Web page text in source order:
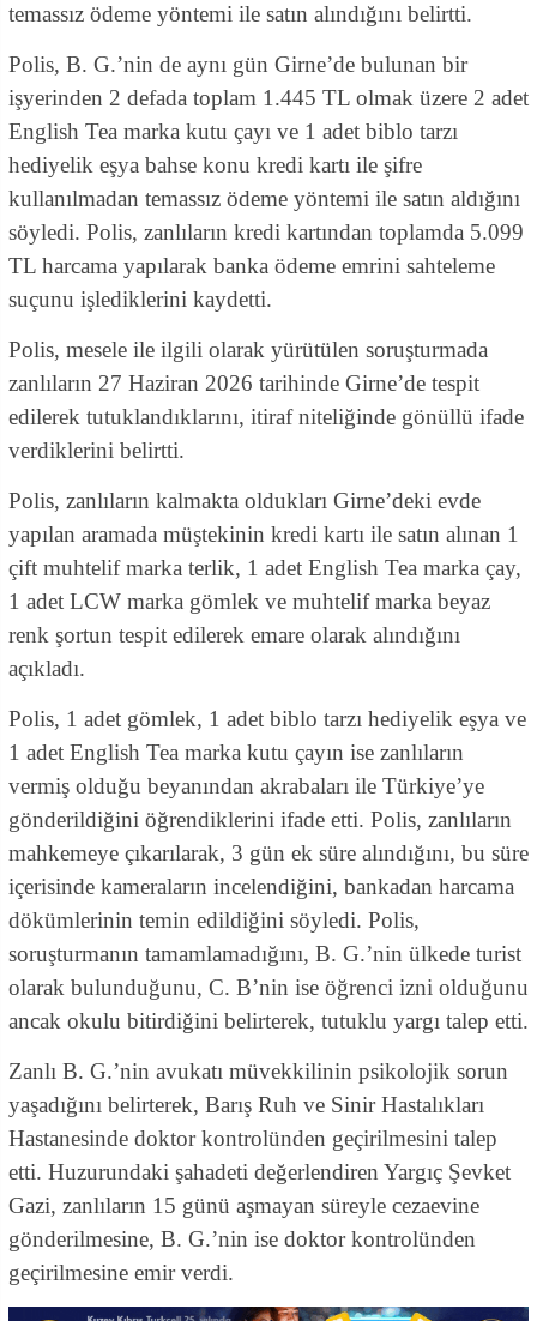
temassız ödeme yöntemi ile satın alındığını belirtti.
Polis, B. G.’nin de aynı gün Girne’de bulunan bir
işyerinden 2 defada toplam 1.445 TL olmak üzere 2 adet
English Tea marka kutu çayı ve 1 adet biblo tarzı
hediyelik eşya bahse konu kredi kartı ile şifre
kullanılmadan temassız ödeme yöntemi ile satın aldığını
söyledi. Polis, zanlıların kredi kartından toplamda 5.099
TL harcama yapılarak banka ödeme emrini sahteleme
suçunu işlediklerini kaydetti.
Polis, mesele ile ilgili olarak yürütülen soruşturmada
zanlıların 27 Haziran 2026 tarihinde Girne’de tespit
edilerek tutuklandıklarını, itiraf niteliğinde gönüllü ifade
verdiklerini belirtti.
Polis, zanlıların kalmakta oldukları Girne’deki evde
yapılan aramada müştekinin kredi kartı ile satın alınan 1
çift muhtelif marka terlik, 1 adet English Tea marka çay,
1 adet LCW marka gömlek ve muhtelif marka beyaz
renk şortun tespit edilerek emare olarak alındığını
açıkladı.
Polis, 1 adet gömlek, 1 adet biblo tarzı hediyelik eşya ve
1 adet English Tea marka kutu çayın ise zanlıların
vermiş olduğu beyanından akrabaları ile Türkiye’ye
gönderildiğini öğrendiklerini ifade etti. Polis, zanlıların
mahkemeye çıkarılarak, 3 gün ek süre alındığını, bu süre
içerisinde kameraların incelendiğini, bankadan harcama
dökümlerinin temin edildiğini söyledi. Polis,
soruşturmanın tamamlamadığını, B. G.’nin ülkede turist
olarak bulunduğunu, C. B’nin ise öğrenci izni olduğunu
ancak okulu bitirdiğini belirterek, tutuklu yargı talep etti.
Zanlı B. G.’nin avukatı müvekkilinin psikolojik sorun
yaşadığını belirterek, Barış Ruh ve Sinir Hastalıkları
Hastanesinde doktor kontrolünden geçirilmesini talep
etti. Huzurundaki şahadeti değerlendiren Yargıç Şevket
Gazi, zanlıların 15 günü aşmayan süreyle cezaevine
gönderilmesine, B. G.’nin ise doktor kontrolünden
geçirilmesine emir verdi.